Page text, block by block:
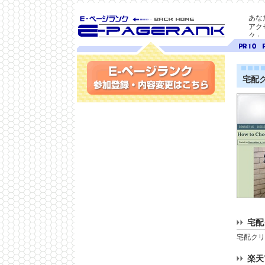
SEO対策に E-ページ
ランク
あな
アク
ク」
ランク
10
9
宅配
宅
宅配ク
楽
参加登録(無料)・内容変更